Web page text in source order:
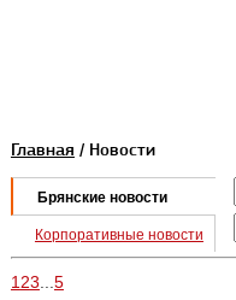
Главная / Новости
Брянские новости
Корпоративные новости
1 23 5